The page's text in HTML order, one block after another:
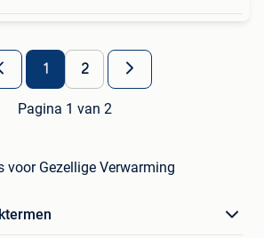
1 2
Pagina 1 van 2
voor Gezellige Verwarming